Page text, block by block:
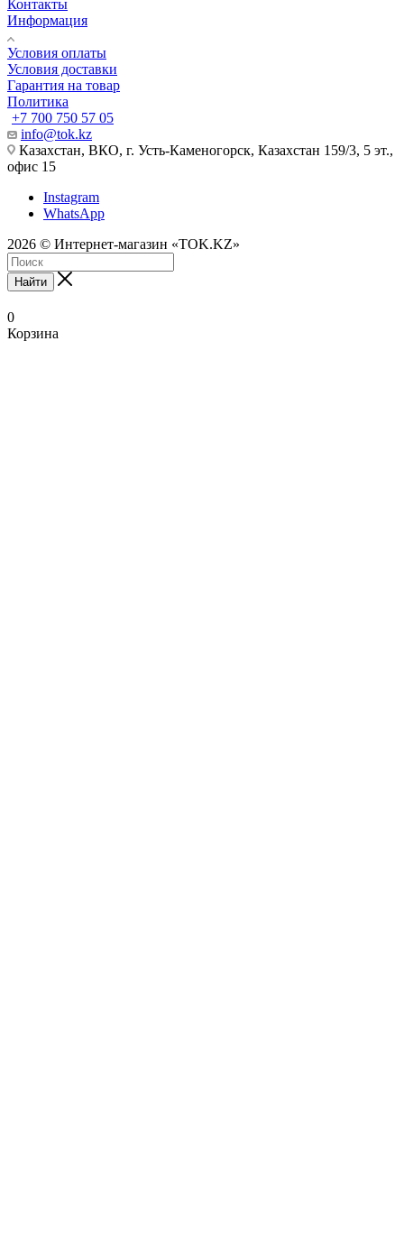
Контакты
Информация
Условия оплаты
Условия доставки
Гарантия на товар
Политика
+7 700 750 57 05
info@tok.kz
Казахстан, ВКО, г. Усть-Каменогорск, Казахстан 159/3, 5 эт.,
офис 15
Instagram
WhatsApp
2026 © Интернет-магазин «TOK.KZ»
Найти
0
Корзина